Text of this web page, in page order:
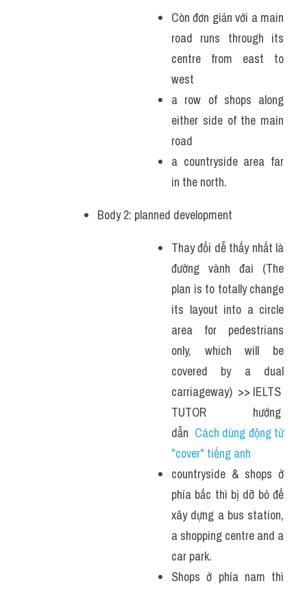
Còn đơn giản với a main
road runs through its
centre from east to
west
a row of shops along
either side of the main
road
a countryside area far
in the north.
Body 2: planned development
Thay đổi dễ thấy nhất là
đường vành đai (The
plan is to totally change
its layout into a circle
area for pedestrians
only, which will be
covered by a dual
carriageway)  >> IELTS
TUTOR  hướng
dẫn Cách dùng động từ
"cover" tiếng anh
countryside & shops ở
phía bắc thì bị dỡ bỏ để
xây dựng a bus station,
a shopping centre and a
car park.
Shops ở phía nam thì